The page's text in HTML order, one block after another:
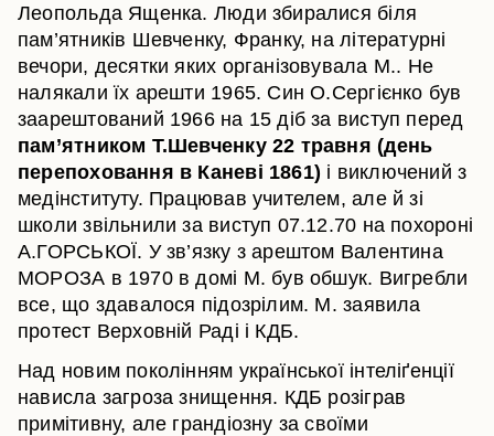
Леопольда Ященка. Люди збиралися біля
пам’ятників Шевченку, Франку, на літературні
вечори, десятки яких організовувала М.. Не
налякали їх арешти 1965. Син О.Сергієнко був
заарештований 1966 на 15 діб за виступ перед
пам’ятником Т.Шевченку 22 травня (день
перепоховання в Каневі 1861) і виключений з
медінституту. Працював учителем, але й зі
школи звільнили за виступ 07.12.70 на похороні
А.ГОРСЬКОЇ. У зв’язку з арештом Валентина
МОРОЗА в 1970 в домі М. був обшук. Вигребли
все, що здавалося підозрілим. М. заявила
протест Верховній Раді і КДБ.
Над новим поколінням української інтеліґенції
нависла загроза знищення. КДБ розіграв
примітивну, але грандіозну за своїми